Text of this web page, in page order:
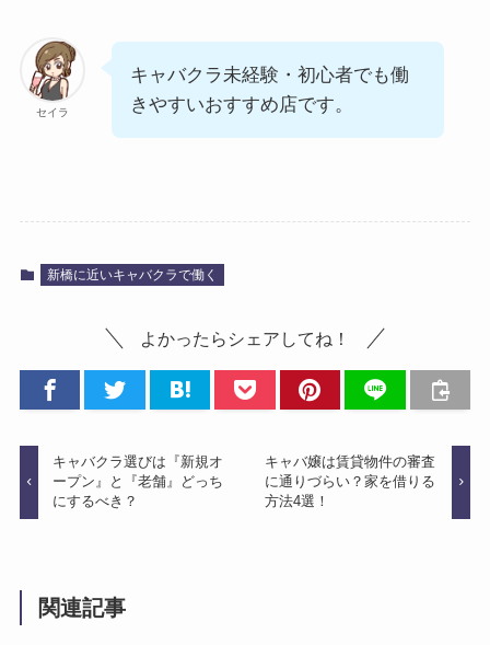
セイラ
キャバクラ未経験・初心者でも働
きやすいおすすめ店です。
新橋に近いキャバクラで働く
よかったらシェアしてね！
キャバクラ選びは『新規オ
ープン』と『老舗』どっち
にするべき？
キャバ嬢は賃貸物件の審査
に通りづらい？家を借りる
方法4選！
関連記事